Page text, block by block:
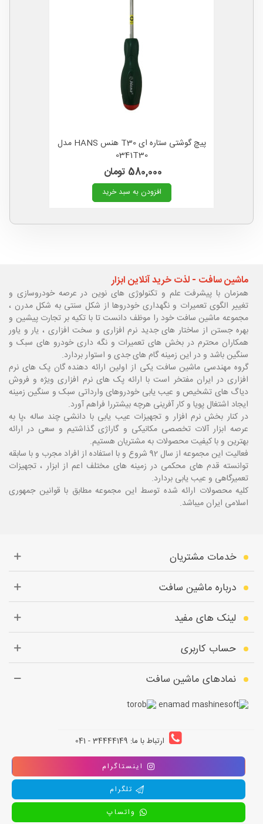
پیچ گوشتی ستاره ای T30 هنس HANS مدل
0341T30
580,000 تومان
افزودن به سبد خرید
ماشین سافت - لذت خرید آنلاین ابزار
همزمان با پیشرفت علم و تکنولوژی های نوین در عرصه خودروسازی و
تغییر الگوی تعمیرات و نگهداری خودروها از شکل سنتی به شکل مدرن ،
مجموعه ماشین سافت خود را موظف دانست تا با تکیه بر تجارت پیشین و
بهره جستن از ساختار های جدید نرم افزاری و سخت افزاری ، یار و یاور
همکاران محترم در بخش های تعمیرات و نگه داری خودرو های سبک و
سنگین باشد و در این زمینه گام های جدی و استوار بردارد.
گروه مهندسی ماشین سافت یکی از اولین ارائه دهنده گان پک های نرم
افزاری در ایران مفتخر است با ارائه پک های نرم افزاری ویژه و فروش
دیاگ های تشخیص و عیب یابی خودروهای وارداتی سبک و سنگین زمینه
ایجاد اشتغال پویا و کار آفرینی هرچه بیشتررا فراهم آورد.
در کنار بخش نرم افزار و تجهیزات عیب یابی با دانشی چند ساله ،پا به
عرصه ابزار آلات تخصصی مکانیکی و گاراژی گذاشتیم و سعی در ارائه
بهترین و با کیفیت محصولات به مشتریان هستیم.
فعالیت این مجموعه از سال 92 شروع و با استفاده از افراد مجرب و با سابقه
توانسته قدم های محکمی در زمینه های مختلف اعم از ابزار ، تجهیزات
تعمیرگاهی و عیب یابی بردارد.
کلیه محصولات ارائه شده توسط این مجموعه مطابق با قوانین جمهوری
اسلامی ایران میباشد.
خدمات مشتریان
درباره ماشین سافت
لینک های مفید
حساب کاربری
نمادهای ماشین سافت
ارتباط با ما: 34444149 - 041
اینستاگرام
تلگرام
واتساپ